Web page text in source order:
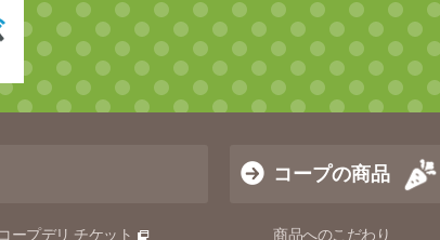
コープデリ チケット
コープの商品
商品へのこだわり